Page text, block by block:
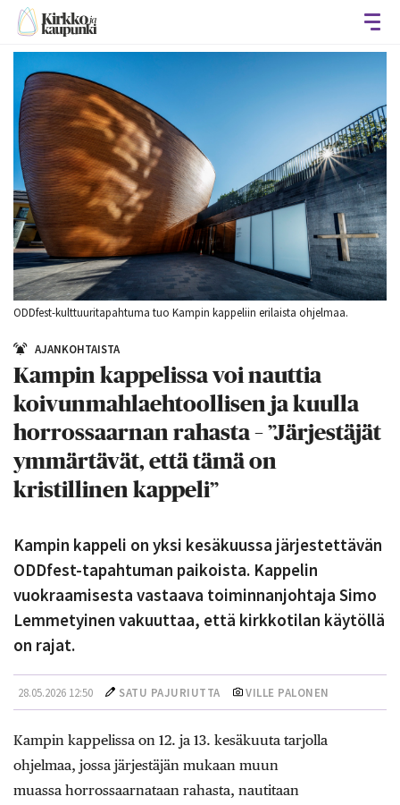
ODDfest-kulttuuritapahtuma tuo Kampin kappeliin erilaista ohjelmaa.
AJANKOHTAISTA
Kampin kappelissa voi nauttia
koivunmahlaehtoollisen ja kuulla
horrossaarnan rahasta – ”Järjestäjät
ymmärtävät, että tämä on
kristillinen kappeli”
Kampin kappeli on yksi kesäkuussa järjestettävän
ODDfest-tapahtuman paikoista. Kappelin
vuokraamisesta vastaava toiminnanjohtaja Simo
Lemmetyinen vakuuttaa, että kirkkotilan käytöllä
on rajat.
28.05.2026 12:50 SATU PAJURIUTTA VILLE PALONEN
Kampin kappelissa on 12. ja 13. kesäkuuta tarjolla
ohjelmaa, jossa järjestäjän mukaan muun
muassa horrossaarnataan rahasta, nautitaan